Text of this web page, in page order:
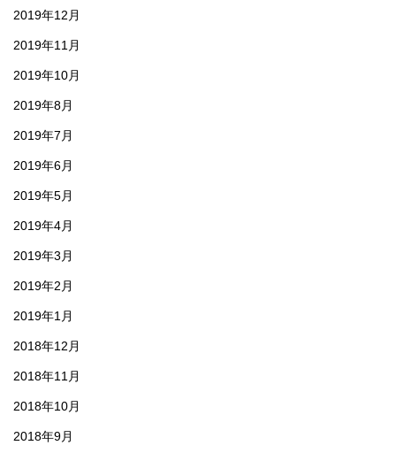
2019年12月
2019年11月
2019年10月
2019年8月
2019年7月
2019年6月
2019年5月
2019年4月
2019年3月
2019年2月
2019年1月
2018年12月
2018年11月
2018年10月
2018年9月